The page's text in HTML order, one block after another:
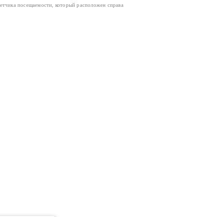
посещаемости, который расположен справа